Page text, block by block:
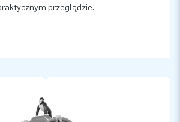
przeglądzie.